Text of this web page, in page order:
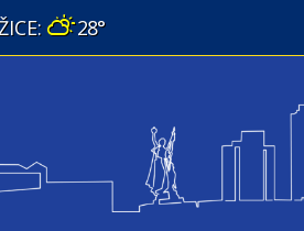
28°